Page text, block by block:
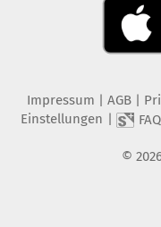
Impressum AGB
Einstellungen
FAQ
©